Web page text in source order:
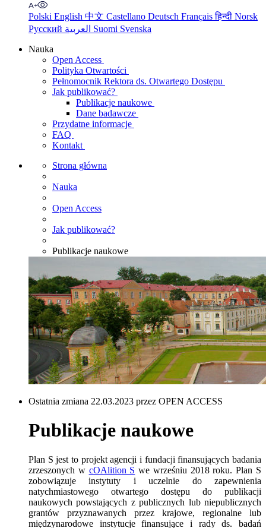
Polski English 中文 Castellano Deutsch Françaisहिन्दी Norsk
Русский
Suomi Svenska
Nauka
Open Access
Polityka Otwartości
Pełnomocnik Rektora ds. Otwartego Dostępu
Jak publikować?
Publikacje naukowe
Dane badawcze
Przydatne informacje
FAQ
Kontakt
Strona główna
Nauka
Open Access
Jak publikować?
Publikacje naukowe
Ostatnia zmiana 22.03.2023 przez OPEN ACCESS
Publikacje naukowe
Plan S jest to projekt agencji i fundacji finansujących badania
zrzeszonych w cOAlition S we wrześniu 2018 roku. Plan S
zobowiązuje instytuty i uczelnie do zapewnienia
natychmiastowego otwartego dostępu do publikacji
naukowych powstających z publicznych lub niepublicznych
grantów przyznawanych przez krajowe, regionalne lub
międzynarodowe instytucje finansujące i rady ds. badań